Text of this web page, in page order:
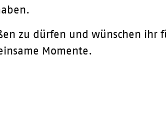
zu dürfen und wünschen ihr
Momente.